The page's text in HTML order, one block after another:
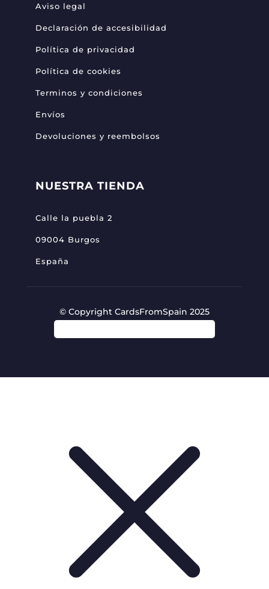
Aviso legal
Declaración de accesibilidad
Política de privacidad
Política de cookies
Terminos y condiciones
Envíos
Devoluciones y reembolsos
NUESTRA TIENDA
Calle la puebla 2
09004 Burgos
España
© Copyright CardsFromSpain 2025